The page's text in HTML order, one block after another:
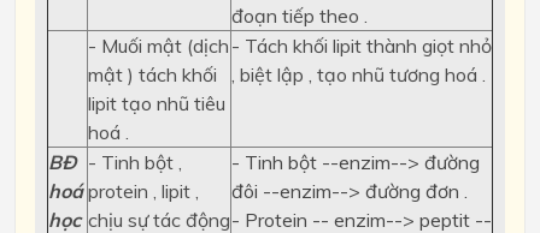
đoạn tiếp theo .
- Muối mật (dịch
mật ) tách khối
lipit tạo nhũ tiêu
hoá .
- Tách khối lipit thành giọt nhỏ
, biệt lập , tạo nhũ tương hoá .
BĐ
hoá
học
- Tinh bột ,
protein , lipit ,
chịu sự tác động
- Tinh bột --enzim--> đường
đôi --enzim--> đường đơn .
- Protein -- enzim--> peptit --